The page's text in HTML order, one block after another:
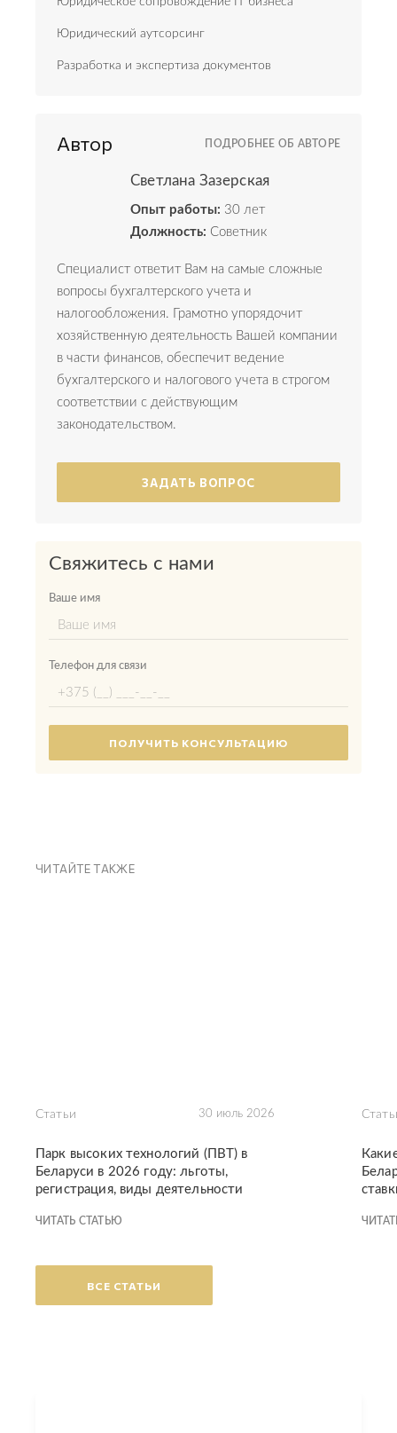
Юридический аутсорсинг
Разработка и экспертиза документов
Автор ПОДРОБНЕЕ ОБ АВТОРЕ
Светлана Зазерская
Опыт работы: 30 лет
Должность: Советник
Специалист ответит Вам на самые сложные
вопросы бухгалтерского учета и
налогообложения. Грамотно упорядочит
хозяйственную деятельность Вашей компании
в части финансов, обеспечит ведение
бухгалтерского и налогового учета в строгом
соответствии с действующим
законодательством.
ЗАДАТЬ ВОПРОС
Свяжитесь с нами
Ваше имя
Телефон для связи
ЧИТАЙТЕ ТАКЖЕ
Статьи 30 июль 2026
Парк высоких технологий (ПВТ) в
Беларуси в 2026 году: льготы,
регистрация, виды деятельности
ЧИТАТЬ СТАТЬЮ
ВСЕ СТАТЬИ